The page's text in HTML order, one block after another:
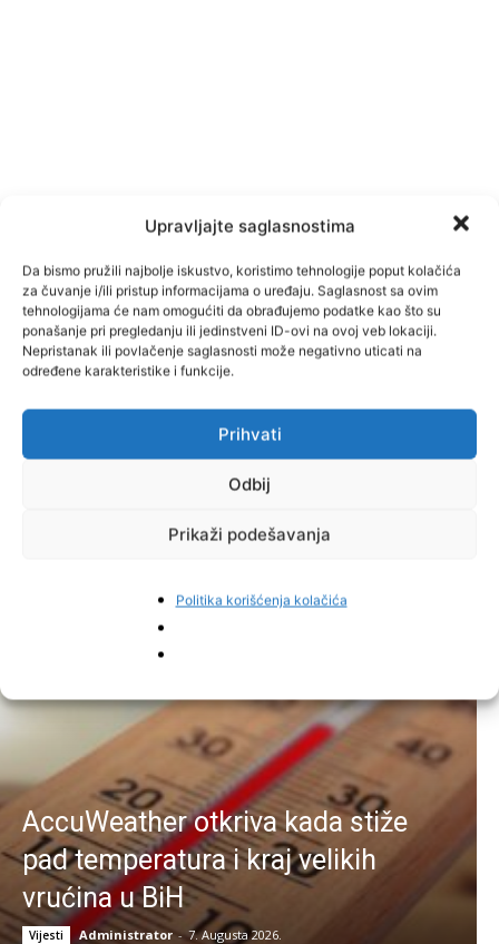
Upravljajte saglasnostima
Da bismo pružili najbolje iskustvo, koristimo tehnologije poput kolačića
za čuvanje i/ili pristup informacijama o uređaju. Saglasnost sa ovim
tehnologijama će nam omogućiti da obrađujemo podatke kao što su
ponašanje pri pregledanju ili jedinstveni ID-ovi na ovoj veb lokaciji.
Nepristanak ili povlačenje saglasnosti može negativno uticati na
određene karakteristike i funkcije.
Prihvati
Odbij
Prikaži podešavanja
Politika korišćenja kolačića
Pinterest
Najnovije vijesti
AccuWeather otkriva kada stiže
pad temperatura i kraj velikih
vrućina u BiH
Vijesti Administrator - 7. Augusta 2026.